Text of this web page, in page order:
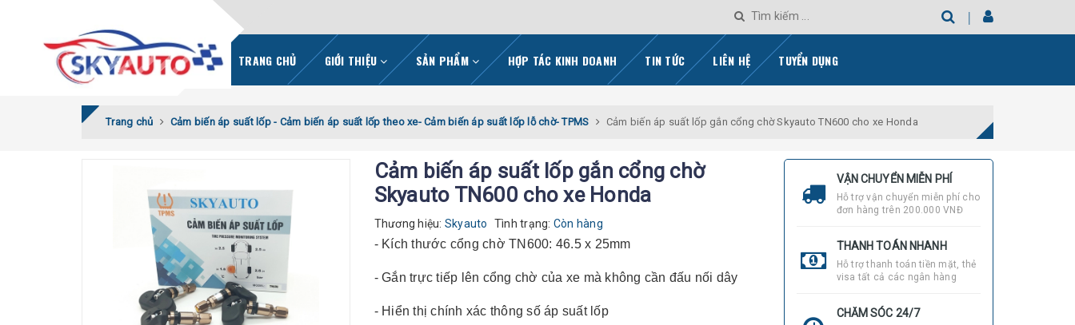
TRANG CHỦ GIỚI THIỆU SẢN PHẨM HỢP TÁC KINH DOANH TIN TỨC LIÊN HỆ TUYỂN DỤNG
Trang chủ Cảm biến áp suất lốp - Cảm biến áp suất lốp theo xe- Cảm biến áp suất lốp lỗ chờ- TPMS Cảm biến áp suất lốp gắn cổng chờ Skyauto TN600 cho xe Honda
Cảm biến áp suất lốp gắn cổng chờ
Skyauto TN600 cho xe Honda
Thương hiệu: Skyauto Tình trạng: Còn hàng
- Kích thước cổng chờ TN600: 46.5 x 25mm
- Gắn trực tiếp lên cổng chờ của xe mà không cần đấu nối dây
- Hiển thị chính xác thông số áp suất lốp
VẬN CHUYỂN MIỄN PHÍ
Hỗ trợ vận chuyển miễn phí cho
đơn hàng trên 200.000 VNĐ
THANH TOÁN NHANH
Hỗ trợ thanh toán tiền mặt, thẻ
visa tất cả các ngân hàng
CHĂM SÓC 24/7